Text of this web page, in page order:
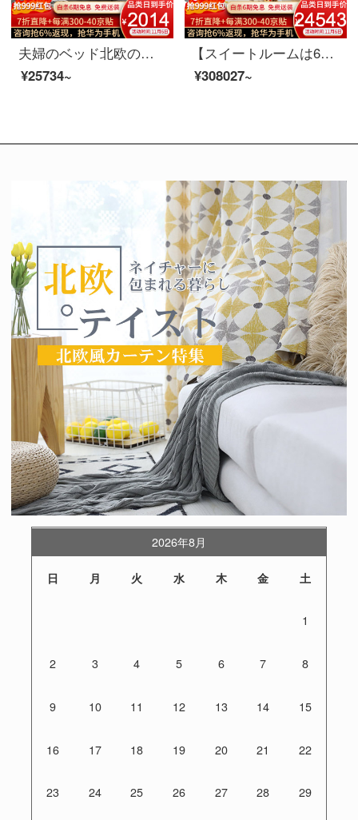
夫婦のベッド北欧の軽い豪華な実木の皮のベッド1.8メートルの近代的な簡約主な寝室の布芸のダブルベッドの逸品の家具のベッド（公の子の綿）+ベッドの頭の戸棚*1 1800*2000（カスタマイズする色ができます）
¥25734~
【スイートルームは6割引が受けられます】夫婦莎公館北欧寝室客間レストラン全室家具セットB【100-250平方メートル】適用コース4（メインベッド10点セット+ゲストレストラン8点セット）ホワイトワックス木
¥308027~
2026年8月
日 月 火 水 木 金 土
1
2 3 4 5 6 7 8
9 10 11 12 13 14 15
16 17 18 19 20 21 22
23 24 25 26 27 28 29